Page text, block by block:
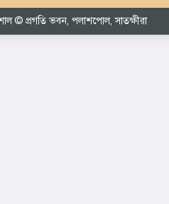
© প্রগতি ভবন, পলাশপোল, সাতক্ষীরা